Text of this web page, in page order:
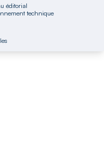
éditorial
technique